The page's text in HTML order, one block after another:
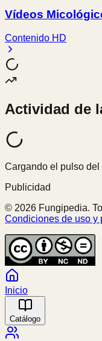
Vídeos
Contenido HD
Actividad de
Cargando el pulso del
Publicidad
© 2026 Fungipedia.
Condiciones de uso y
Inicio
Catálogo